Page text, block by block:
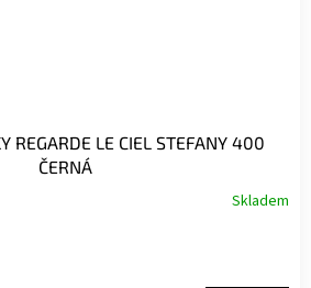
REGARDE LE CIEL STEFANY 400
ČERNÁ
Skladem